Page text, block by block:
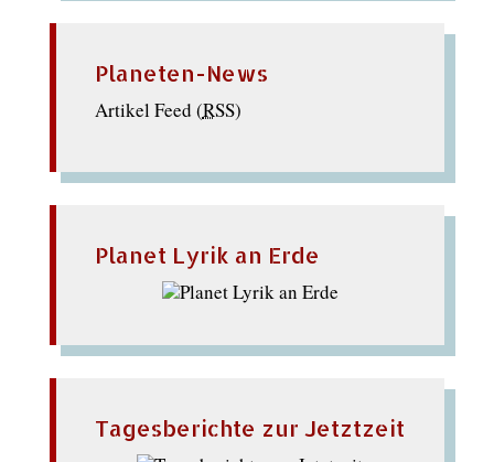
Planeten-News
Artikel Feed (RSS)
Planet Lyrik an Erde
Tagesberichte zur Jetztzeit